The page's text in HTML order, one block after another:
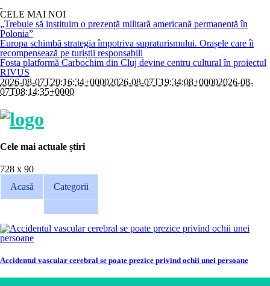
CELE MAI NOI
„Trebuie să instituim o prezență militară americană permanentă în
Polonia”
Europa schimbă strategia împotriva supraturismului. Orașele care îi
recompensează pe turiștii responsabili
Fosta platformă Carbochim din Cluj devine centru cultural în proiectul
RIVUS
2026-08-07T20:16:34+00002026-08-07T19:34:08+00002026-08-
07T08:14:35+0000
Cele mai actuale știri
728 x 90
Acasă
Categorii
Accidentul vascular cerebral se poate prezice privind ochii unei persoane